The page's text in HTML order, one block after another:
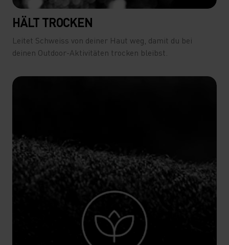
HÄLT TROCKEN
Leitet Schweiss von deiner Haut weg, damit du bei
deinen Outdoor-Aktivitäten trocken bleibst.